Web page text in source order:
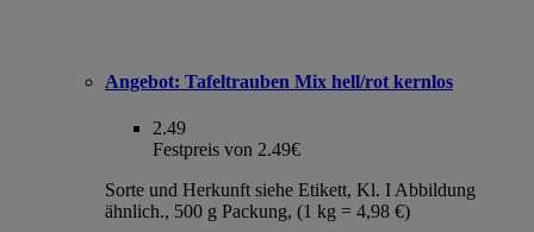
Angebot: Tafeltrauben Mix hell/rot kernlos
2.49
Festpreis von 2.49€
Sorte und Herkunft siehe Etikett, Kl. I Abbildung
ähnlich., 500 g Packung, (1 kg = 4,98 €)